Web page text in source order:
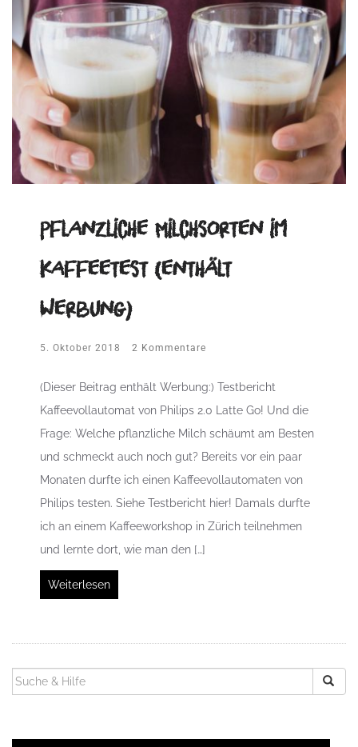
Pflanzliche Milchsorten im
Kaffeetest (enthält
Werbung)
5. Oktober 2018 2 Kommentare
(Dieser Beitrag enthält Werbung:) Testbericht
Kaffeevollautomat von Philips 2.0 Latte Go! Und die
Frage: Welche pflanzliche Milch schäumt am Besten
und schmeckt auch noch gut? Bereits vor ein paar
Monaten durfte ich einen Kaffeevollautomaten von
Philips testen. Siehe Testbericht hier! Damals durfte
ich an einem Kaffeeworkshop in Zürich teilnehmen
und lernte dort, wie man den […]
Weiterlesen
SUCHEN
NACH: